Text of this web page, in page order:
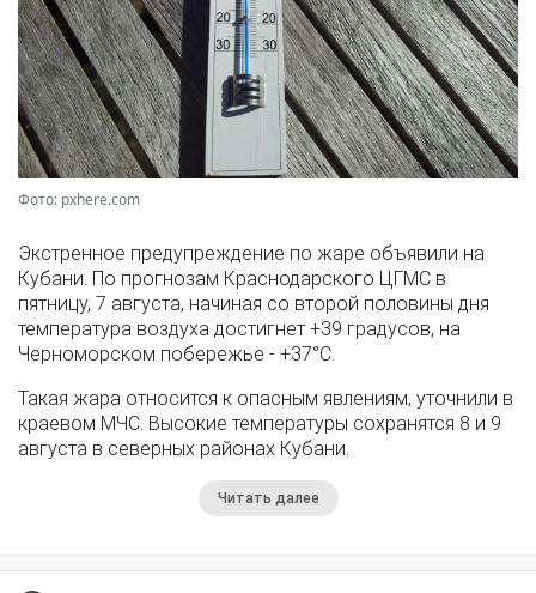
Фото: pxhere.com
Экстренное предупреждение по жаре объявили на
Кубани. По прогнозам Краснодарского ЦГМС в
пятницу, 7 августа, начиная со второй половины дня
температура воздуха достигнет +39 градусов, на
Черноморском побережье - +37°­С.
Такая жара относится к опасным явлениям, уточнили в
краевом МЧС. Высокие температуры сохранятся 8 и 9
августа в северных районах Кубани.
Читать далее